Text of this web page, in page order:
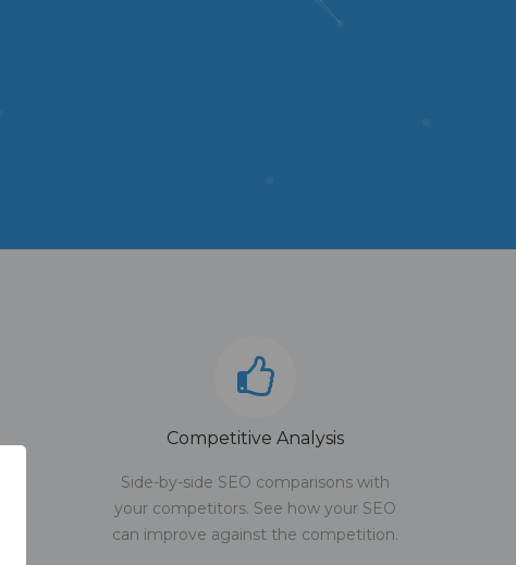
Competitive Analysis
Side-by-side SEO comparisons with
your competitors. See how your SEO
can improve against the competition.